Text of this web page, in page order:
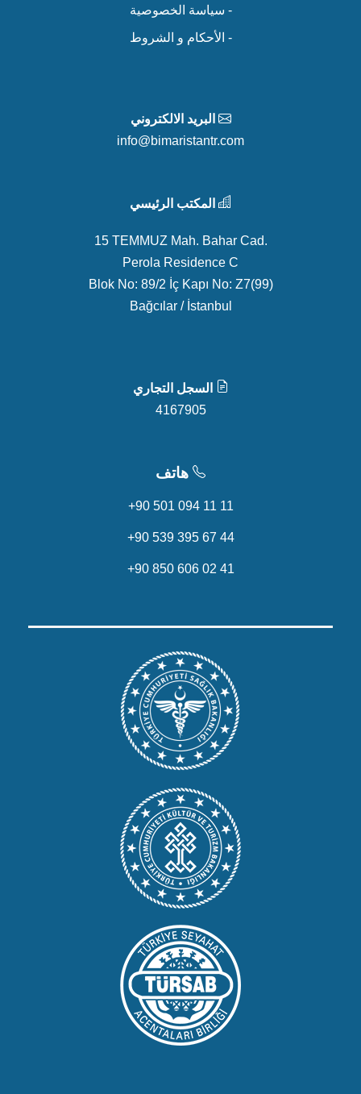
- سياسة الخصوصية
- الأحكام و الشروط
البريد الالكتروني
info@bimaristantr.com
المكتب الرئيسي
15 TEMMUZ Mah. Bahar Cad.
Perola Residence C
Blok No: 89/2 İç Kapı No: Z7(99)
Bağcılar / İstanbul
السجل التجاري
4167905
هاتف
+90 501 094 11 11
+90 539 395 67 44
+90 850 606 02 41